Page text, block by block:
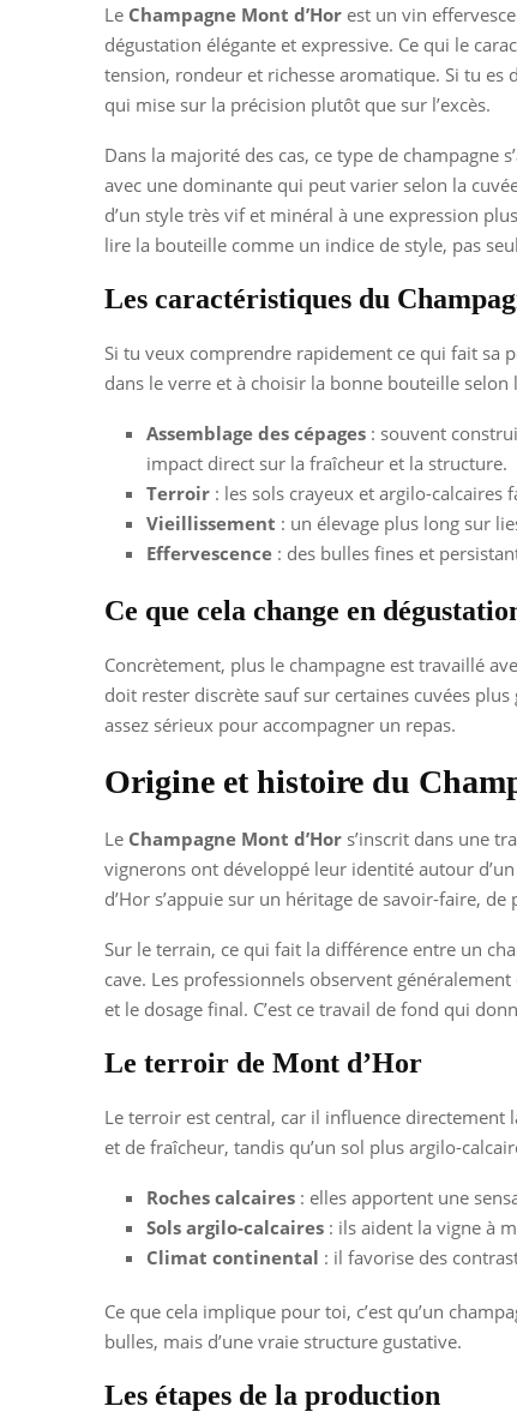
Le Champagne Mont d’Hor est un vin
dégustation élégante et expressive. Ce qui le
tension, rondeur et richesse aromatique. Si tu
qui mise sur la précision plutôt que sur l’excès.
Dans la majorité des cas, ce type de champagne
avec une dominante qui peut varier selon la
d’un style très vif et minéral à une expression
lire la bouteille comme un indice de style, pas
Les caractéristiques du
Si tu veux comprendre rapidement ce qui fait sa
dans le verre et à choisir la bonne bouteille selon
Assemblage des cépages : souvent
impact direct sur la fraîcheur et la structure.
Terroir : les sols crayeux et argilo-
Vieillissement : un élevage plus long sur
Effervescence : des bulles fines et
Ce que cela change en
Concrètement, plus le champagne est travaillé
doit rester discrète sauf sur certaines cuvées
assez sérieux pour accompagner un repas.
Origine et histoire du
Le Champagne Mont d’Hor s’inscrit dans une
vignerons ont développé leur identité autour
d’Hor s’appuie sur un héritage de savoir-faire,
Sur le terrain, ce qui fait la différence entre un
cave. Les professionnels observent
et le dosage final. C’est ce travail de fond qui
Le terroir de Mont d’Hor
Le terroir est central, car il influence directement
et de fraîcheur, tandis qu’un sol plus argilo-
Roches calcaires : elles apportent une
Sols argilo-calcaires : ils aident la vigne à
Climat continental : il favorise des
Ce que cela implique pour toi, c’est qu’un
bulles, mais d’une vraie structure gustative.
Les étapes de la production